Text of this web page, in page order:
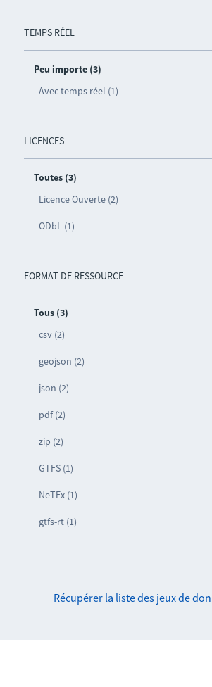
TEMPS RÉEL
Peu importe (3)
Avec temps réel (1)
LICENCES
Toutes (3)
Licence Ouverte (2)
ODbL (1)
FORMAT DE RESSOURCE
Tous (3)
csv (2)
geojson (2)
json (2)
pdf (2)
zip (2)
GTFS (1)
NeTEx (1)
gtfs-rt (1)
Récupérer la liste des jeux de